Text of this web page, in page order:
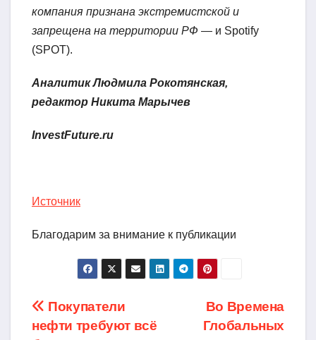
компания признана экстремистской и
запрещена на территории РФ — и Spotify
(SPOT).
Аналитик Людмила Рокотянская,
редактор Никита Марычев
InvestFuture.ru
Источник
Благодарим за внимание к публикации
Навигация
Во Времена
Глобальных
Покупатели
нефти требуют всё